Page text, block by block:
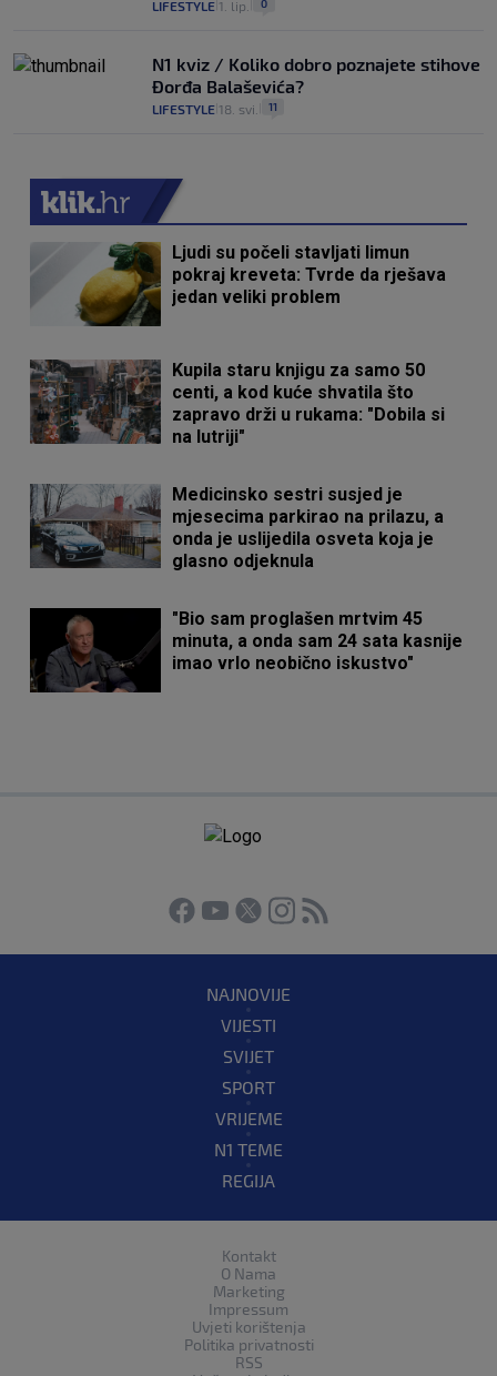
LIFESTYLE 1. lip. 0
N1 kviz / Koliko dobro poznajete stihove
Đorđa Balaševića?
LIFESTYLE 18. svi. 11
Ljudi su počeli stavljati limun
pokraj kreveta: Tvrde da rješava
jedan veliki problem
Kupila staru knjigu za samo 50
centi, a kod kuće shvatila što
zapravo drži u rukama: "Dobila si
na lutriji"
Medicinsko sestri susjed je
mjesecima parkirao na prilazu, a
onda je uslijedila osveta koja je
glasno odjeknula
"Bio sam proglašen mrtvim 45
minuta, a onda sam 24 sata kasnije
imao vrlo neobično iskustvo"
NAJNOVIJE
VIJESTI
SVIJET
SPORT
VRIJEME
N1 TEME
REGIJA
Kontakt
O Nama
Marketing
Impressum
Uvjeti korištenja
Politika privatnosti
RSS